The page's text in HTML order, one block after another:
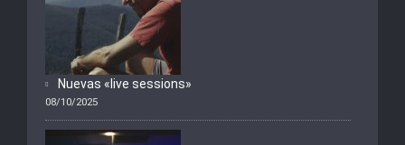
Nuevas «live sessions»
08/10/2025